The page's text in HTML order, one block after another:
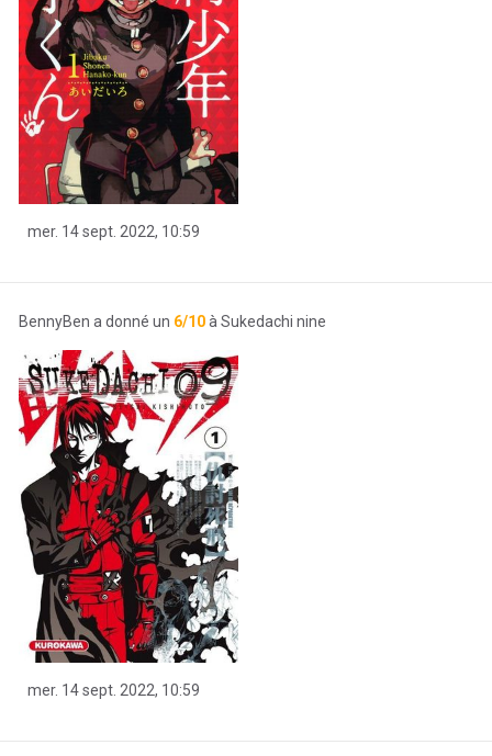
mer. 14 sept. 2022, 10:59
BennyBen a donné un 6/10à Sukedachi nine
mer. 14 sept. 2022, 10:59